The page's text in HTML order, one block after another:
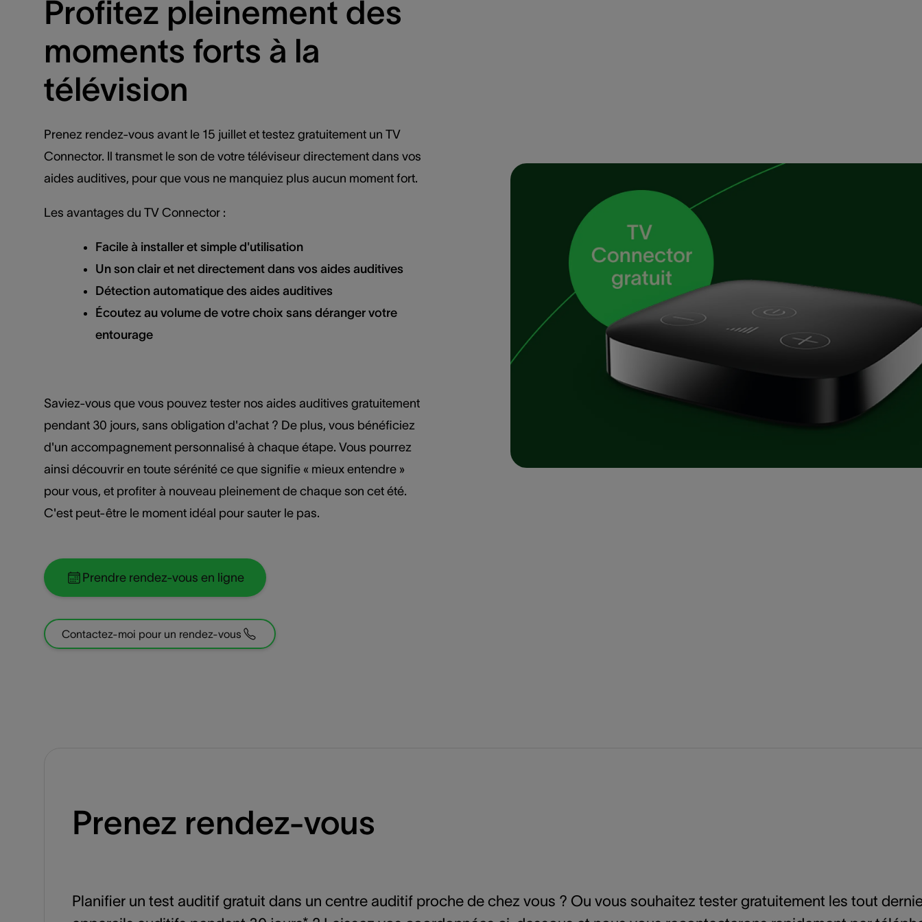
Profitez pleinement des
moments forts à la
télévision
Prenez rendez-vous avant le 15 juillet et testez gratuitement un TV
Connector. Il transmet le son de votre téléviseur directement dans vos
aides auditives, pour que vous ne manquiez plus aucun moment fort.
Les avantages du TV Connector :
Facile à installer et simple d'utilisation
Un son clair et net directement dans vos aides auditives
Détection automatique des aides auditives
Écoutez au volume de votre choix sans déranger votre
entourage
Saviez-vous que vous pouvez tester nos aides auditives gratuitement
pendant 30 jours, sans obligation d'achat ? De plus, vous bénéficiez
d'un accompagnement personnalisé à chaque étape. Vous pourrez
ainsi découvrir en toute sérénité ce que signifie « mieux entendre »
pour vous, et profiter à nouveau pleinement de chaque son cet été.
C'est peut-être le moment idéal pour sauter le pas.
Prendre rendez-vous en ligne
Contactez-moi pour un rendez-vous
Prenez rendez-vous
Planifier un test auditif gratuit dans un centre auditif proche de chez vous ? Ou vous souhaitez tester gratuitement les tout